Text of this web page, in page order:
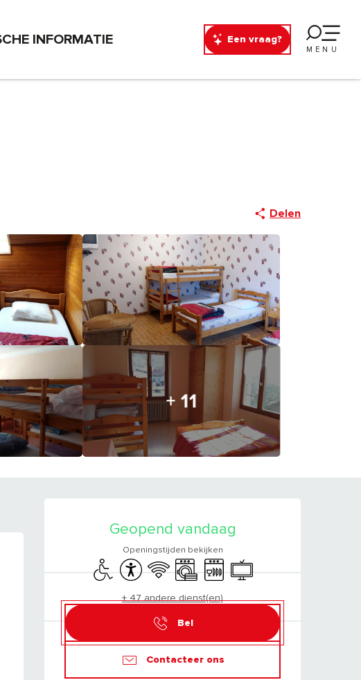
Een vraag?
MENU
INFORMATIE
Delen
+ 11
OPENINGSTIJDEN
Geopend vandaag
Openingstijden bekijken
Toegang voor gehandicapten
Toegankelijkheid
Wifi Wasmachine
Vaatwassers
Televisie
+ 47 andere dienst(en)
Bel
Contacteer ons